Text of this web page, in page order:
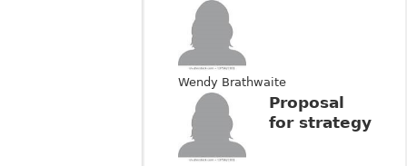
Wendy Brathwaite
Proposal
for strategy